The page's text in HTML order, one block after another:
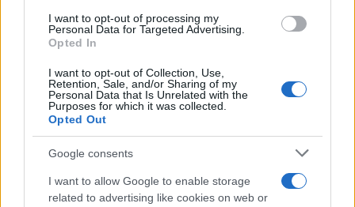
I want to opt-out of processing my
Personal Data for Targeted Advertising.
Opted In
I want to opt-out of Collection, Use,
Retention, Sale, and/or Sharing of my
Personal Data that Is Unrelated with the
Purposes for which it was collected.
Opted Out
Google consents
I want to allow Google to enable storage
related to advertising like cookies on web or
Découvrez les 11 principes clés des Bogleheads pour investir
Juliette Bernard · 6 Août 2026
LA FINANCE